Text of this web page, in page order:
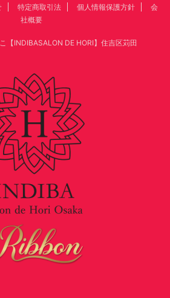
特定商取引法 個人情報保護方針
会
社概要
【INDIBASALON DE HORI】住吉区苅田